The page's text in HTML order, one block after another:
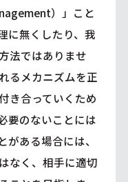
）」こと
に無くしたり、我
法ではありませ
るメカニズムを正
き合っていくため
要のないことには
ある場合には、
なく、相手に適切